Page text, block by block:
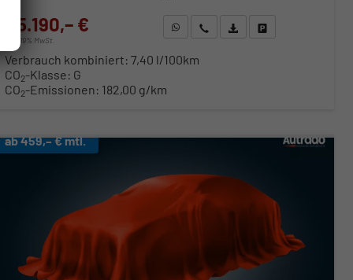
45.190,– €
incl. 19% MwSt.
WhatsApp anfragen
Wir rufen Sie anFahrzeugexposé (PDF)
Fahrzeug parken
Verbrauch kombiniert: 7,40 l/100km
CO2-Klasse: G
CO2-Emissionen: 182,00 g/km
ab 459,– € mtl.